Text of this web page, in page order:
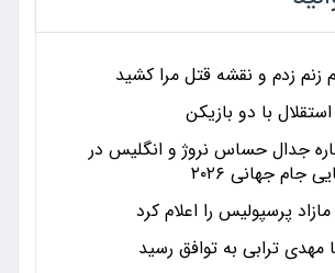
زنم زدم و نقشه قتل مرا کشید
با دو بازیکن
جدال حساس نروژ و انگلیس در
جام جهانی ۲۰۲۶
پرسپولیس را اعلام کرد
مهدی ترابی به توافق رسید